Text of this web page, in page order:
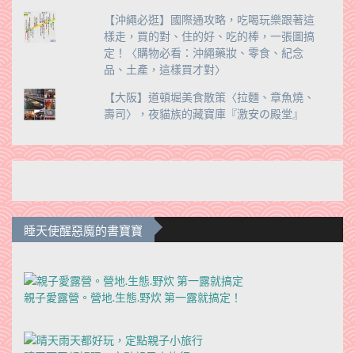
【沖繩必逛】國際通攻略，吃喝玩樂跟著這
樣走，買的對、住的好、吃的棒，一張圖搞
定！〈購物必看：沖繩藥妝、零食、紀念
品、土產，這樣買才對〉
【大阪】道頓堀美食散策〈拉麵、章魚燒、
壽司〉，夜貓族的藏寶庫『激安の殿堂』
睡天使醒惡魔的書寶寶
親子愛露營。營地.生態.野炊 第一露就搞定！